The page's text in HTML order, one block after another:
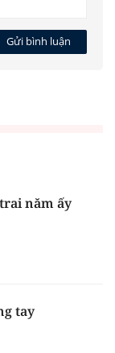
Gửi bình luận
năm ấy
tay